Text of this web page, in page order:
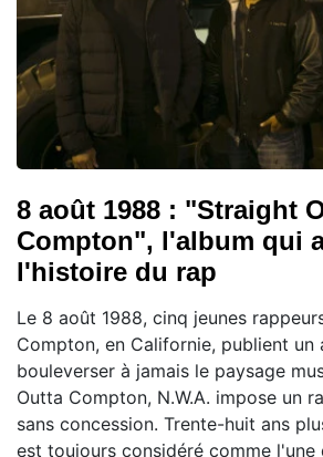
8 août 1988 : "Straight
Compton", l'album qui
l'histoire du rap
Le 8 août 1988, cinq jeunes
Compton, en Californie, publient un
bouleverser à jamais le paysage
Outta Compton, N.W.A. impose un
sans concession. Trente-huit ans
est toujours considéré comme